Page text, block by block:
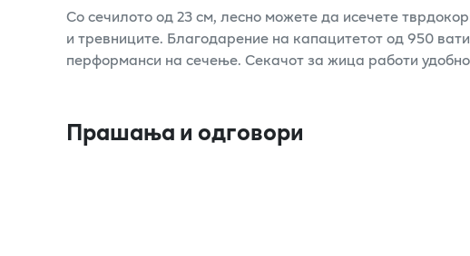
Со сечилото од 23 см, лесно можете да исечете
и тревниците. Благодарение на капацитетот од 950
перформанси на сечење. Секачот за жица работи
Прашања и одговори